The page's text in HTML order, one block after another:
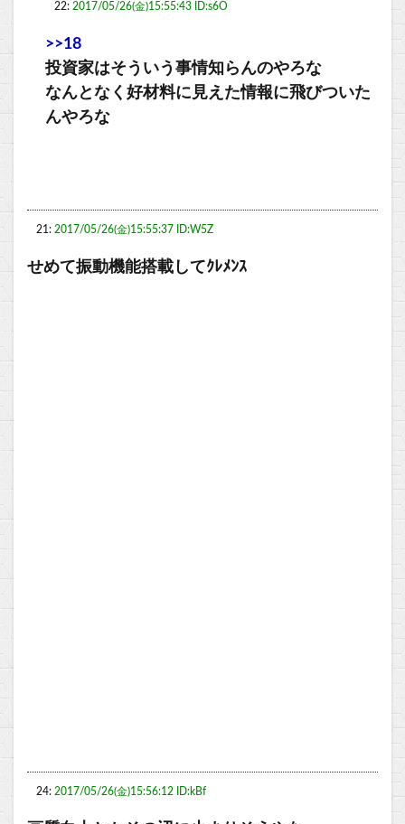
22: 2017/05/26(金)15:55:43 ID:s6O
>>18
投資家はそういう事情知らんのやろな
なんとなく好材料に見えた情報に飛びついた
んやろな
21: 2017/05/26(金)15:55:37 ID:W5Z
せめて振動機能搭載してｸﾚﾒﾝｽ
24: 2017/05/26(金)15:56:12 ID:kBf